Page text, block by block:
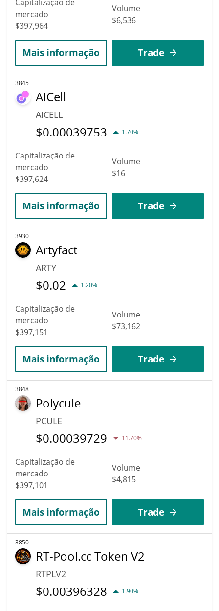
Capitalização de
mercado
$397,964
Volume
$6,536
Mais informação Trade
3845
AICell
AICELL
$0.00039753 1.70%
Capitalização de
mercado
$397,624
Volume
$16
Mais informação Trade
3930
Artyfact
ARTY
$0.02 1.20%
Capitalização de
mercado
$397,151
Volume
$73,162
Mais informação Trade
3848
Polycule
PCULE
$0.00039729 11.70%
Capitalização de
mercado
$397,101
Volume
$4,815
Mais informação Trade
3850
RT-Pool.cc Token V2
RTPLV2
$0.00396328 1.90%